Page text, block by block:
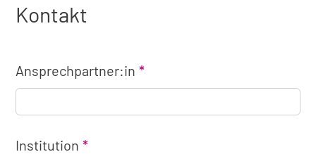
Kontakt
Ansprechpartner:in
Institution